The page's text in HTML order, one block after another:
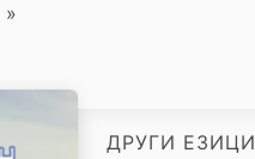
»
ДРУГИ ЕЗИЦИ